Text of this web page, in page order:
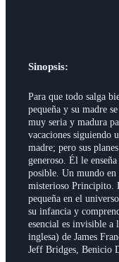
Sinopsis:
Para que todo salga
pequeña y su madre
muy seria y madura
vacaciones siguiendo
madre; pero sus
generoso. Él le
posible. Un mundo en
misterioso Principito.
pequeña en el
su infancia y
esencial es invisible a
inglesa) de James
Jeff Bridges, Benicio